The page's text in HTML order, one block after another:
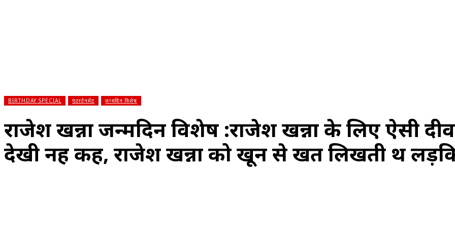
BIRTHDAY SPECIAL एंटरटेनमेंट जन्मदिन विशेष
राजेश खन्ना जन्मदिन विशेष :राजेश खन्ना के लिए ऐसी
देखी नहीं कहीं, राजेश खन्ना को खून से खत लिखती थीं